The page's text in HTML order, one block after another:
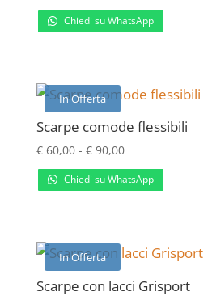
prezzo
originale
prezzo
attuale
Chiedi su WhatsApp
In Offerta
Scarpe comode flessibili
€60,00 - €90,00Fascia
di
prezzo:
€ 90,00
Chiedi su WhatsApp
In Offerta
Scarpe con lacci Grisport